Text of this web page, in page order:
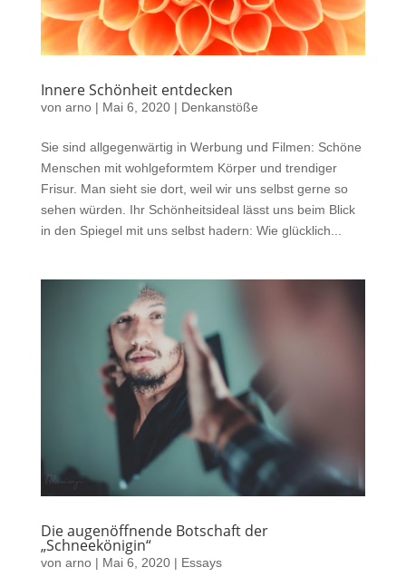
Innere Schönheit entdecken
von arno| Mai 6, 2020| Denkanstöße
Sie sind allgegenwärtig in Werbung und Filmen: Schöne
Menschen mit wohlgeformtem Körper und trendiger
Frisur. Man sieht sie dort, weil wir uns selbst gerne so
sehen würden. Ihr Schönheitsideal lässt uns beim Blick
in den Spiegel mit uns selbst hadern: Wie glücklich...
Die augenöffnende Botschaft der
„Schneekönigin“
von arno| Mai 6, 2020| Essays